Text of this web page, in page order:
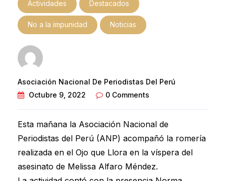
Actividades Destacados
No a la impunidad Noticias
Asociación Nacional De Periodistas Del Perú
Octubre 9, 2022
0 Comments
Esta mañana la Asociación Nacional de
Periodistas del Perú (ANP) acompañó la romería
realizada en el Ojo que Llora en la víspera del
asesinato de Melissa Alfaro Méndez.